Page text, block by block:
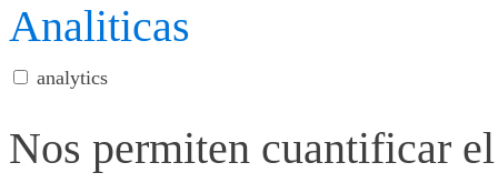
Analiticas
analytics
Nos permiten cuantificar